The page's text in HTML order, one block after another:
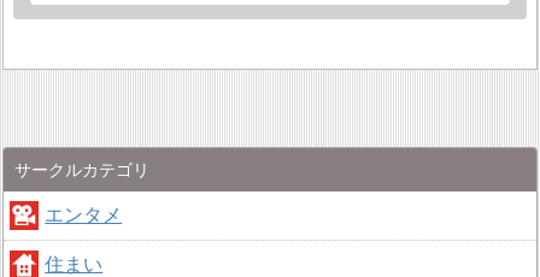
サークルカテゴリ
エンタメ
住まい